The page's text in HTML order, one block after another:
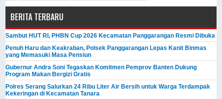
BERITA TERBARU
Sambut HUT RI, PHBN Cup 2026 Kecamatan Panggarangan Resmi Dibuka
Penuh Haru dan Keakraban, Polsek Panggarangan Lepas Kanit Binmas
yang Memasuki Masa Pensiun
Gubernur Andra Soni Tegaskan Komitmen Pemprov Banten Dukung
Program Makan Bergizi Gratis
Polres Serang Salurkan 24 Ribu Liter Air Bersih untuk Warga Terdampak
Kekeringan di Kecamatan Tanara